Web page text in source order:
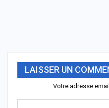
LAISSER UN
Votre adresse